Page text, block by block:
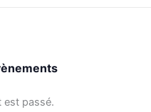
est passé.